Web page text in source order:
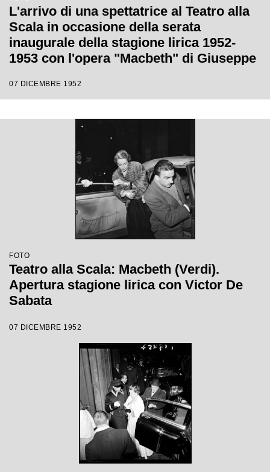
L'arrivo di una spettatrice al Teatro alla
Scala in occasione della serata
inaugurale della stagione lirica 1952-
1953 con l'opera "Macbeth" di Giuseppe
regia di Carl Ebert
07 DICEMBRE 1952
FOTO
Teatro alla Scala: Macbeth (Verdi).
Apertura stagione lirica con Victor De
Sabata
07 DICEMBRE 1952